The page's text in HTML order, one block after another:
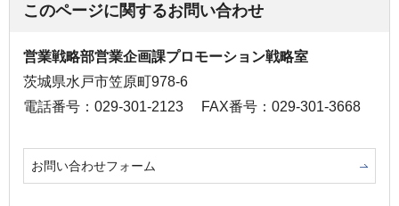
このページに関するお問い合わせ
営業戦略部営業企画課プロモーション戦略室
茨城県水戸市笠原町978-6
電話番号：029-301-2123
FAX番号：029-301-3668
お問い合わせフォーム